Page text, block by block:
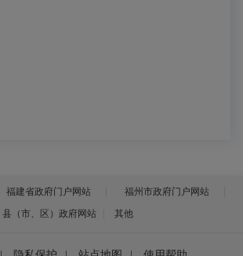
福建省政府门户网站
福州市政府门户网站
县（市、区）政府网站
其他